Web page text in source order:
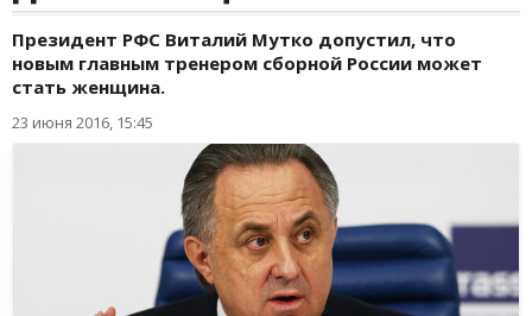
Президент РФС Виталий Мутко допустил, что
новым главным тренером сборной России может
стать женщина.
23 июня 2016, 15:45